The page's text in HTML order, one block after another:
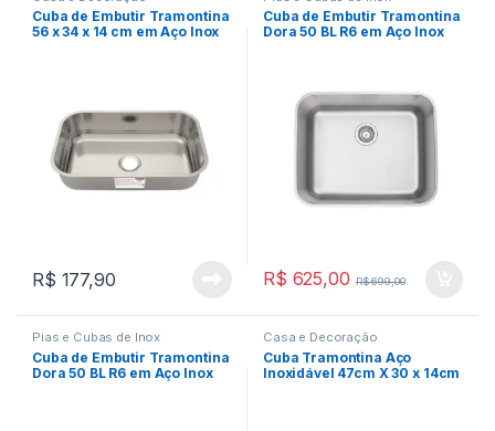
Cuba de Embutir Tramontina
56 x 34 x 14 cm em Aço Inox
R$ 177,90
Cuba de Embutir Tramontina
Dora 50 BL R6 em Aço Inox
R$ 625,00 R$699,00
Pias e Cubas de Inox
Cuba de Embutir Tramontina
Dora 50 BL R6 em Aço Inox
Casa e Decoração
Cuba Tramontina Aço
Inoxidável 47cm X 30 x 14cm